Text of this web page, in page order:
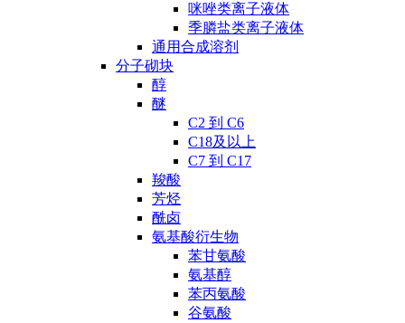
咪唑类离子液体
季膦盐类离子液体
通用合成溶剂
分子砌块
醇
醚
C2 到 C6
C18及以上
C7 到 C17
羧酸
芳烃
酰卤
氨基酸衍生物
苯甘氨酸
氨基醇
苯丙氨酸
谷氨酸